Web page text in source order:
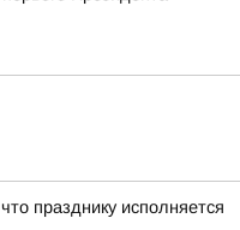
празднику исполняется